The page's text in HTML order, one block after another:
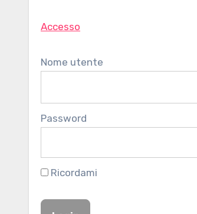
Accesso
Nome utente
Password
Ricordami